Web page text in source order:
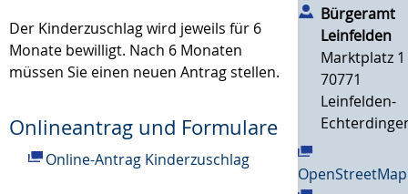
Der Kinderzuschlag wird jeweils für 6
Monate bewilligt. Nach 6 Monaten
müssen Sie einen neuen Antrag stellen.
Onlineantrag und Formulare
Online-Antrag Kinderzuschlag
Bürgeramt
Leinfelden
Marktplatz 1
70771
Leinfelden-
OpenStreetMap